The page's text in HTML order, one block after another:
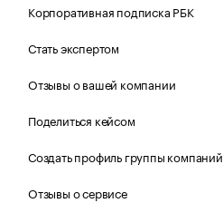
Корпоративная подписка РБК
Стать экспертом
Отзывы о вашей компании
Поделиться кейсом
Создать профиль группы компаний
Отзывы о сервисе